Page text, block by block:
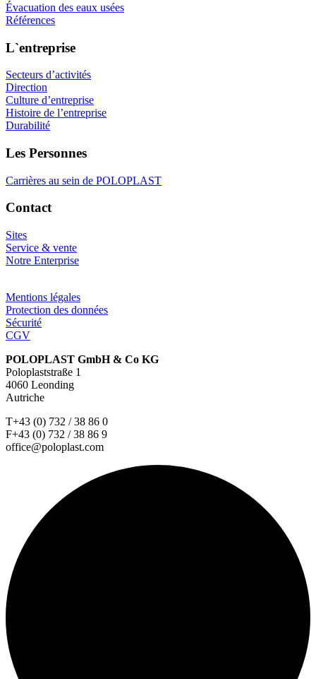
Évacuation des eaux usées
Références
L`entreprise
Secteurs d’activités
Direction
Culture d’entreprise
Histoire de l’entreprise
Durabilité
Les Personnes
Carrières au sein de POLOPLAST
Contact
Sites
Service & vente
Notre Enterprise
Mentions légales
Protection des données
Sécurité
CGV
POLOPLAST GmbH & Co KG
Poloplaststraße 1
4060 Leonding
Autriche
T+43 (0) 732 / 38 86 0
F+43 (0) 732 / 38 86 9
office@poloplast.com